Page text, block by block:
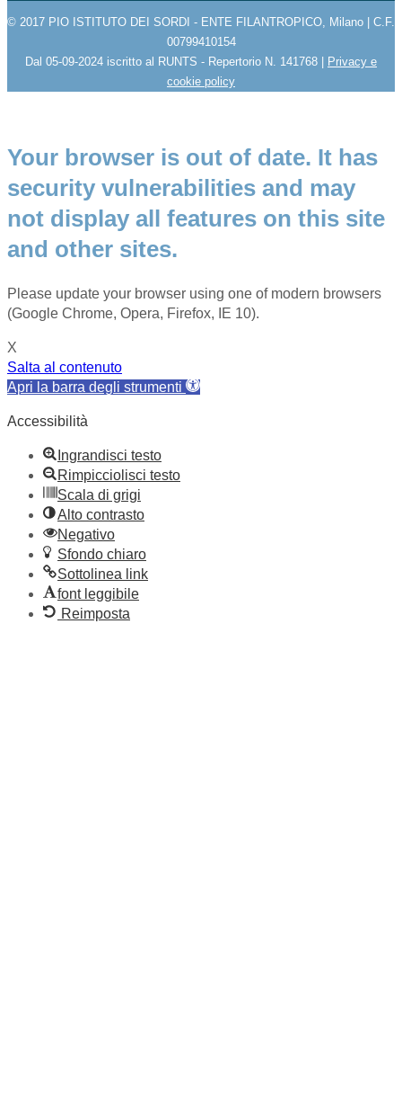
© 2017 PIO ISTITUTO DEI SORDI - ENTE FILANTROPICO, Milano | C.F.
00799410154
Dal 05-09-2024 iscritto al RUNTS - Repertorio N. 141768 | Privacy e
cookie policy
Your browser is out of date. It has
security vulnerabilities and may
not display all features on this site
and other sites.
Please update your browser using one of modern browsers
(Google Chrome, Opera, Firefox, IE 10).
X
Salta al contenuto
Apri la barra degli strumenti
Accessibilità
Ingrandisci testo
Rimpicciolisci testo
Scala di grigi
Alto contrasto
Negativo
Sfondo chiaro
Sottolinea link
font leggibile
Reimposta